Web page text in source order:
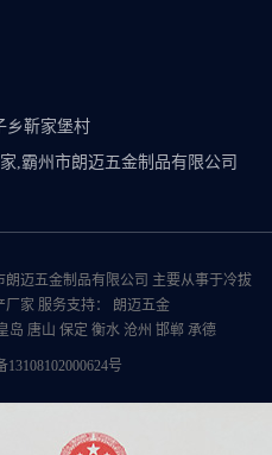
乡靳家堡村
,霸州市朗迈五金制品有限公司
朗迈五金制品有限公司 主要从事于冷拔
厂家 服务支持：
朗迈五金
岛 唐山 保定 衡水 沧州 邯郸 承德
号